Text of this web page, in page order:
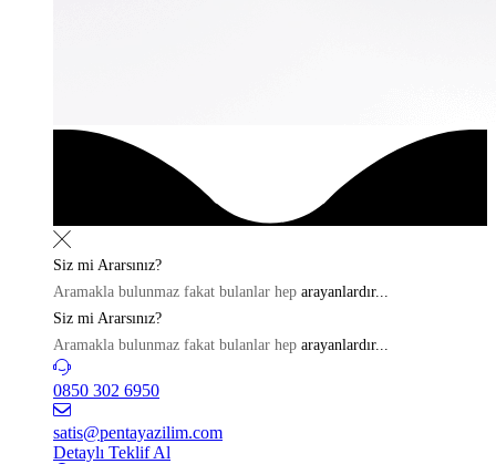
Siz mi Ararsınız?
Aramakla bulunmaz fakat bulanlar hep arayanlardır...
Siz mi Ararsınız?
Aramakla bulunmaz fakat bulanlar hep arayanlardır...
0850 302 6950
satis@pentayazilim.com
Detaylı Teklif Al